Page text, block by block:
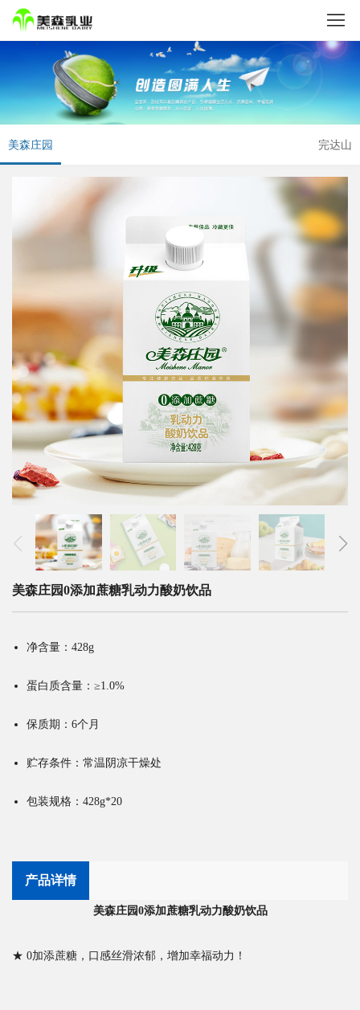
美森庄园 完达山
美森庄园0添加蔗糖乳动力酸奶饮品
净含量：428g
蛋白质含量：≥1.0%
保质期：6个月
贮存条件：常温阴凉干燥处
包装规格：428g*20
产品详情
美森庄园0添加蔗糖乳动力酸奶饮品
★ 0加添蔗糖，口感丝滑浓郁，增加幸福动力！